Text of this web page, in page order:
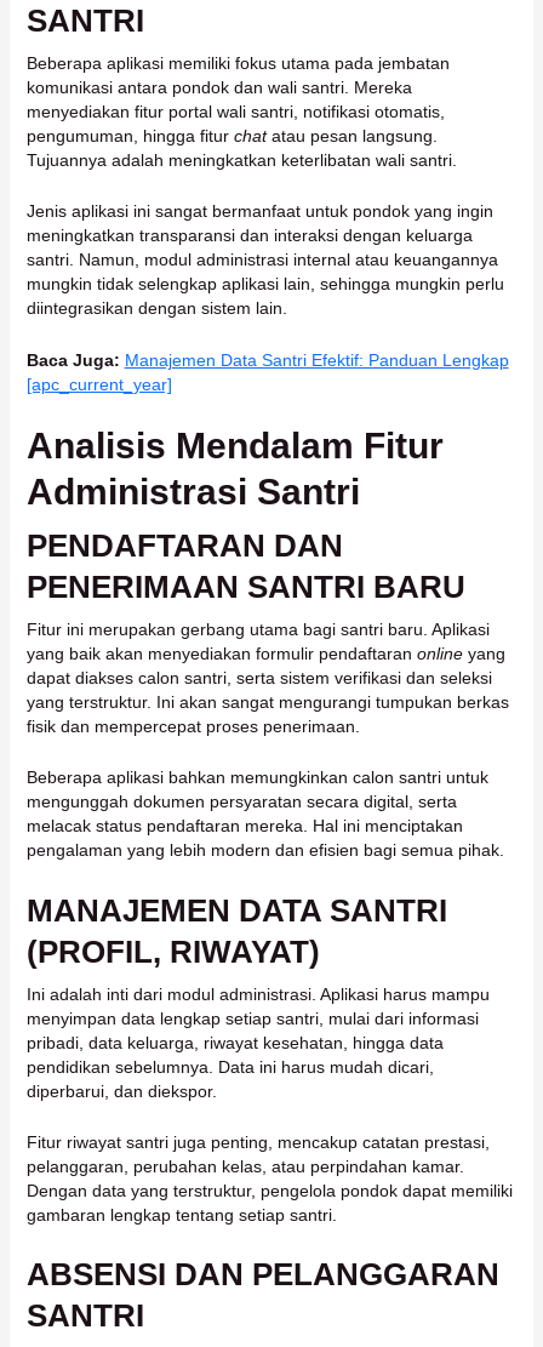
SANTRI
Beberapa aplikasi memiliki fokus utama pada jembatan
komunikasi antara pondok dan wali santri. Mereka
menyediakan fitur portal wali santri, notifikasi otomatis,
pengumuman, hingga fitur chatatau pesan langsung.
Tujuannya adalah meningkatkan keterlibatan wali santri.
Jenis aplikasi ini sangat bermanfaat untuk pondok yang ingin
meningkatkan transparansi dan interaksi dengan keluarga
santri. Namun, modul administrasi internal atau keuangannya
mungkin tidak selengkap aplikasi lain, sehingga mungkin perlu
diintegrasikan dengan sistem lain.
Baca Juga: Manajemen Data Santri Efektif: Panduan Lengkap
[apc_current_year]
Analisis Mendalam Fitur
Administrasi Santri
PENDAFTARAN DAN
PENERIMAAN SANTRI BARU
Fitur ini merupakan gerbang utama bagi santri baru. Aplikasi
yang baik akan menyediakan formulir pendaftaran onlineyang
dapat diakses calon santri, serta sistem verifikasi dan seleksi
yang terstruktur. Ini akan sangat mengurangi tumpukan berkas
fisik dan mempercepat proses penerimaan.
Beberapa aplikasi bahkan memungkinkan calon santri untuk
mengunggah dokumen persyaratan secara digital, serta
melacak status pendaftaran mereka. Hal ini menciptakan
pengalaman yang lebih modern dan efisien bagi semua pihak.
MANAJEMEN DATA SANTRI
(PROFIL, RIWAYAT)
Ini adalah inti dari modul administrasi. Aplikasi harus mampu
menyimpan data lengkap setiap santri, mulai dari informasi
pribadi, data keluarga, riwayat kesehatan, hingga data
pendidikan sebelumnya. Data ini harus mudah dicari,
diperbarui, dan diekspor.
Fitur riwayat santri juga penting, mencakup catatan prestasi,
pelanggaran, perubahan kelas, atau perpindahan kamar.
Dengan data yang terstruktur, pengelola pondok dapat memiliki
gambaran lengkap tentang setiap santri.
ABSENSI DAN PELANGGARAN
SANTRI